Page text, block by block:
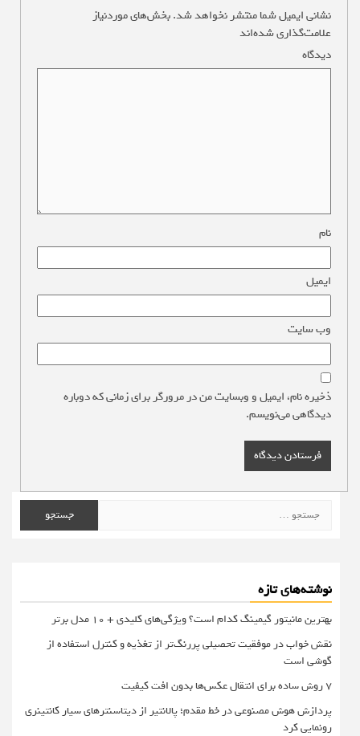
نشانی ایمیل شما منتشر نخواهد شد.بخش‌های موردنیاز
علامت‌گذاری شده‌اند
دیدگاه
نام
ایمیل
وب‌ سایت
ذخیره نام، ایمیل و وبسایت من در مرورگر برای زمانی که دوباره
دیدگاهی می‌نویسم.
برای:
نوشته‌های تازه
بهترین مانیتور گیمینگ کدام است؟ ویژگی‌های کلیدی + 10 مدل برتر
نقش خواب در موفقیت تحصیلی پررنگ‌تر از تغذیه و کنترل استفاده از
گوشی است
۷ روش ساده برای انتقال عکس‌ها بدون افت کیفیت
پردازش هوش مصنوعی در خط مقدم؛ پالانتیر از دیتاسنترهای سیار کانتینری
رونمایی کرد